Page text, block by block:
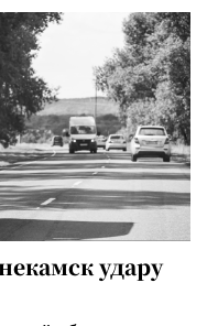
удару